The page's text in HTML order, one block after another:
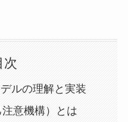
次
ルの理解と実装
意機構）とは